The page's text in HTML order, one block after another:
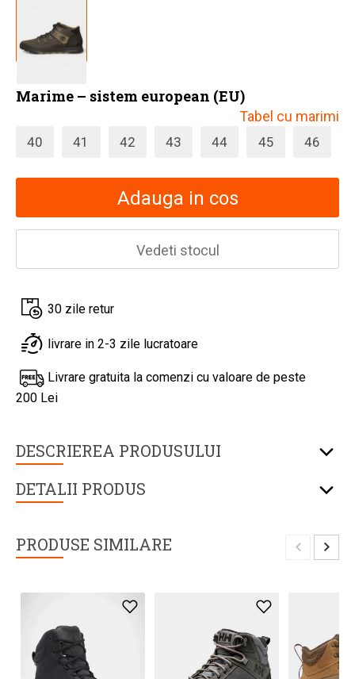
DESCRIEREA PRODUSULUI
DETALII PRODUS
Marime – sistem european (EU)
Tabel cu marimi
40 41 42 43 44 45 46
Adauga in cos
Vedeti stocul
30 zile retur
livrare in 2-3 zile lucratoare
Livrare gratuita la comenzi cu valoare de peste
200 Lei
PRODUSE SIMILARE